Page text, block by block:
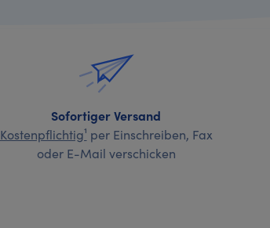
Sofortiger Versand
Kostenpflichtig¹ per Einschreiben, Fax
oder E-Mail verschicken